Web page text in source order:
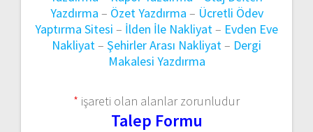
Yazdırma – Özet Yazdırma – Ücretli Ödev
Yaptırma Sitesi – İlden İle Nakliyat– Evden Eve
Nakliyat– Şehirler Arası Nakliyat– Dergi
Makalesi Yazdırma
* işareti olan alanlar zorunludur
Talep Formu